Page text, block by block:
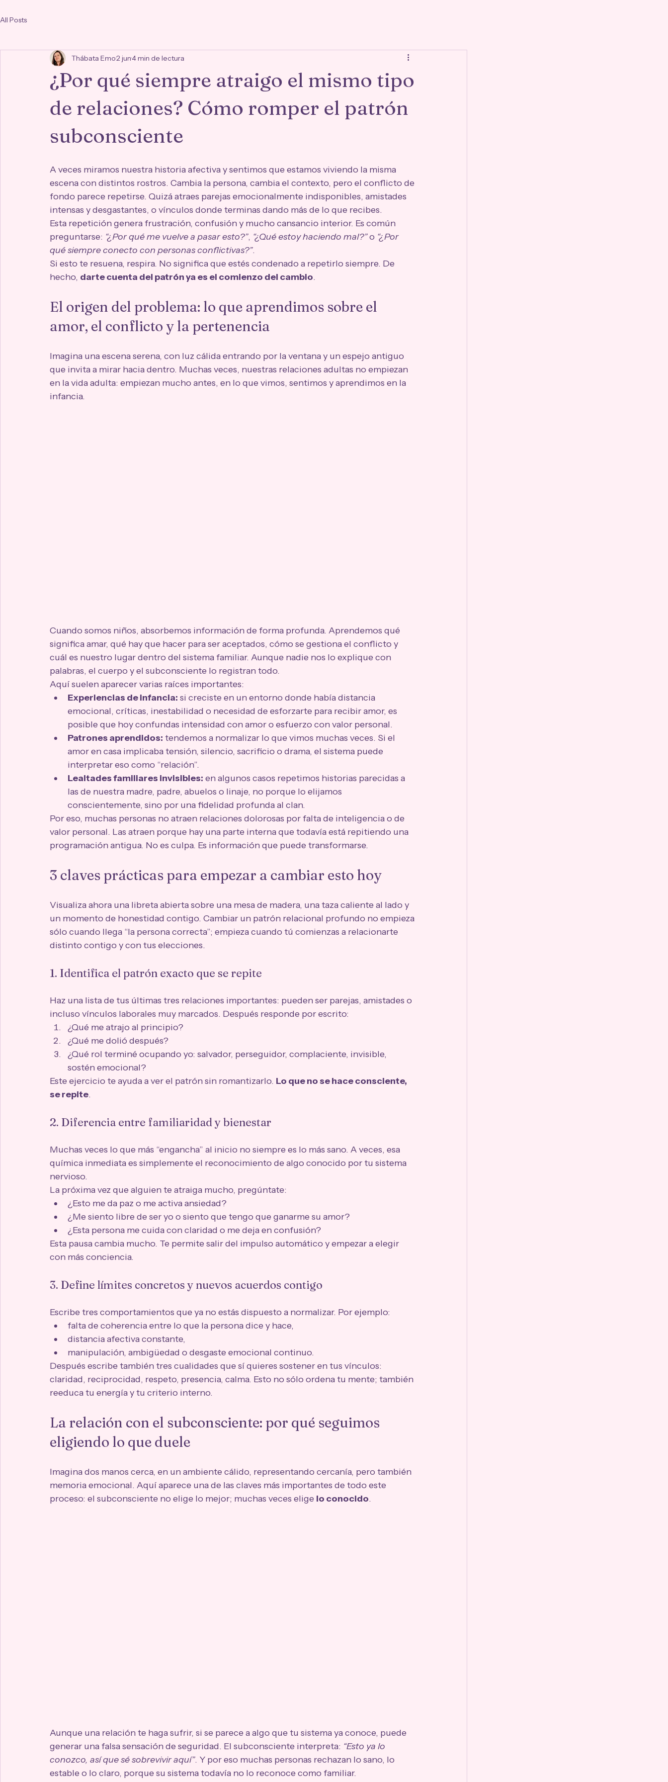
All Posts
¿Por qué siempre atraigo el mismo tipo
de relaciones? Cómo romper el patrón
subconsciente
Thábata Emo2 jun4 min de lectura
A veces miramos nuestra historia afectiva y sentimos que estamos viviendo la misma
escena con distintos rostros. Cambia la persona, cambia el contexto, pero el conflicto de
fondo parece repetirse. Quizá atraes parejas emocionalmente indisponibles, amistades
intensas y desgastantes, o vínculos donde terminas dando más de lo que recibes.
Esta repetición genera frustración, confusión y mucho cansancio interior. Es común
preguntarse: “¿Por qué me vuelve a pasar esto?”, “¿Qué estoy haciendo mal?” o “¿Por
qué siempre conecto con personas conflictivas?”.
Si esto te resuena, respira. No significa que estés condenado a repetirlo siempre. De
hecho, darte cuenta del patrón ya es el comienzo del cambio.
El origen del problema: lo que aprendimos sobre el
amor, el conflicto y la pertenencia
Imagina una escena serena, con luz cálida entrando por la ventana y un espejo antiguo
que invita a mirar hacia dentro. Muchas veces, nuestras relaciones adultas no empiezan
en la vida adulta: empiezan mucho antes, en lo que vimos, sentimos y aprendimos en la
infancia.
Cuando somos niños, absorbemos información de forma profunda. Aprendemos qué
significa amar, qué hay que hacer para ser aceptados, cómo se gestiona el conflicto y
cuál es nuestro lugar dentro del sistema familiar. Aunque nadie nos lo explique con
palabras, el cuerpo y el subconsciente lo registran todo.
Aquí suelen aparecer varias raíces importantes:
Experiencias de infancia: si creciste en un entorno donde había distancia
emocional, críticas, inestabilidad o necesidad de esforzarte para recibir amor, es
posible que hoy confundas intensidad con amor o esfuerzo con valor personal.
Patrones aprendidos: tendemos a normalizar lo que vimos muchas veces. Si el
amor en casa implicaba tensión, silencio, sacrificio o drama, el sistema puede
interpretar eso como “relación”.
Lealtades familiares invisibles: en algunos casos repetimos historias parecidas a
las de nuestra madre, padre, abuelos o linaje, no porque lo elijamos
conscientemente, sino por una fidelidad profunda al clan.
Por eso, muchas personas no atraen relaciones dolorosas por falta de inteligencia o de
valor personal. Las atraen porque hay una parte interna que todavía está repitiendo una
programación antigua. No es culpa. Es información que puede transformarse.
3 claves prácticas para empezar a cambiar esto hoy
Visualiza ahora una libreta abierta sobre una mesa de madera, una taza caliente al lado y
un momento de honestidad contigo. Cambiar un patrón relacional profundo no empieza
sólo cuando llega “la persona correcta”; empieza cuando tú comienzas a relacionarte
distinto contigo y con tus elecciones.
1. Identifica el patrón exacto que se repite
Haz una lista de tus últimas tres relaciones importantes: pueden ser parejas, amistades o
incluso vínculos laborales muy marcados. Después responde por escrito:
¿Qué me atrajo al principio?
¿Qué me dolió después?
¿Qué rol terminé ocupando yo: salvador, perseguidor, complaciente, invisible,
sostén emocional?
Este ejercicio te ayuda a ver el patrón sin romantizarlo. Lo que no se hace consciente,
se repite.
2. Diferencia entre familiaridad y bienestar
Muchas veces lo que más “engancha” al inicio no siempre es lo más sano. A veces, esa
química inmediata es simplemente el reconocimiento de algo conocido por tu sistema
nervioso.
La próxima vez que alguien te atraiga mucho, pregúntate:
¿Esto me da paz o me activa ansiedad?
¿Me siento libre de ser yo o siento que tengo que ganarme su amor?
¿Esta persona me cuida con claridad o me deja en confusión?
Esta pausa cambia mucho. Te permite salir del impulso automático y empezar a elegir
con más conciencia.
3. Define límites concretos y nuevos acuerdos contigo
Escribe tres comportamientos que ya no estás dispuesto a normalizar. Por ejemplo:
falta de coherencia entre lo que la persona dice y hace,
distancia afectiva constante,
manipulación, ambigüedad o desgaste emocional continuo.
Después escribe también tres cualidades que sí quieres sostener en tus vínculos:
claridad, reciprocidad, respeto, presencia, calma. Esto no sólo ordena tu mente; también
reeduca tu energía y tu criterio interno.
La relación con el subconsciente: por qué seguimos
eligiendo lo que duele
Imagina dos manos cerca, en un ambiente cálido, representando cercanía, pero también
memoria emocional. Aquí aparece una de las claves más importantes de todo este
proceso: el subconsciente no elige lo mejor; muchas veces elige lo conocido.
Aunque una relación te haga sufrir, si se parece a algo que tu sistema ya conoce, puede
generar una falsa sensación de seguridad. El subconsciente interpreta: “Esto ya lo
conozco, así que sé sobrevivir aquí”. Y por eso muchas personas rechazan lo sano, lo
estable o lo claro, porque su sistema todavía no lo reconoce como familiar.